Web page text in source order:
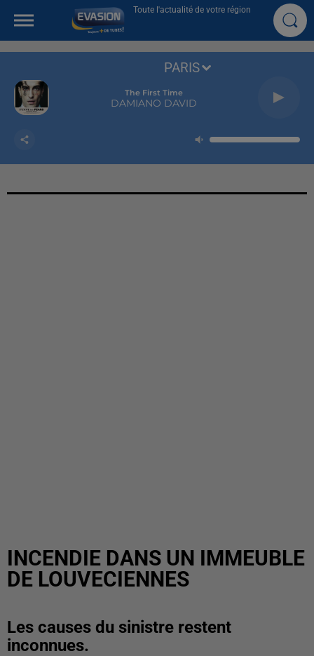
Toute l'actualité de votre région
The First Time
DAMIANO DAVID
PARIS
INCENDIE DANS UN IMMEUBLE
DE LOUVECIENNES
Les causes du sinistre restent
inconnues.